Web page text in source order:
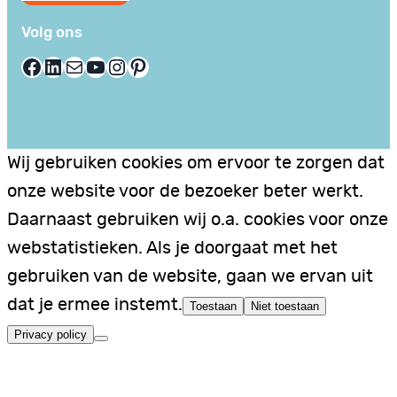
Volg ons
Facebook LinkedIn E-mail YouTube InstagramPinterest
Wij gebruiken cookies om ervoor te zorgen dat
onze website voor de bezoeker beter werkt.
Daarnaast gebruiken wij o.a. cookies voor onze
webstatistieken. Als je doorgaat met het
gebruiken van de website, gaan we ervan uit
dat je ermee instemt. Toestaan Niet toestaan
Privacy policy